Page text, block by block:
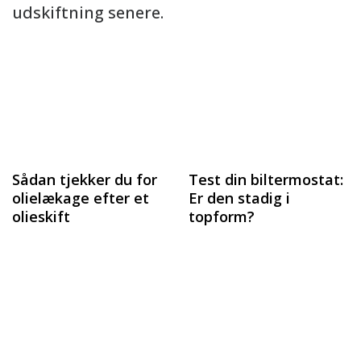
udskiftning senere.
Sådan tjekker du for
olielækage efter et
olieskift
Test din biltermostat:
Er den stadig i
topform?